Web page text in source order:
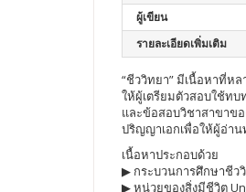
ผู้เขียน
รายละเอียดเพิ่มเติม
“ชีววิทยา” มีเนื้อหาที่ห
ให้ผู้เตรียมตัวสอบใช้ท
และข้อสอบวิชาสาขาข
ปริญญาเอกเพื่อให้ผู้อ่า
เนื้อหาประกอบด้วย
▶ กระบวนการศึกษาชีว
▶ หน่วยของสิ่งมีชีวิต